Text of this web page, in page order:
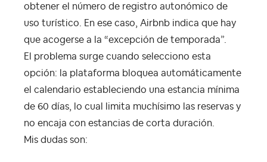
obtener el número de registro autonómico de
uso turístico. En ese caso, Airbnb indica que hay
que acogerse a la “excepción de temporada”.
El problema surge cuando selecciono esta
opción: la plataforma bloquea automáticamente
el calendario estableciendo una estancia mínima
de 60 días, lo cual limita muchísimo las reservas y
no encaja con estancias de corta duración.
Mis dudas son: